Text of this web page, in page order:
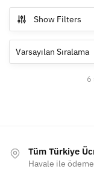
Show Filters
6
Tüm Türkiye
Havale ile